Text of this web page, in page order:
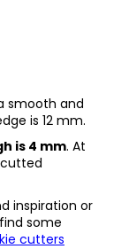
smooth and
is 12 mm.
is 4 mm. At
inspiration or
some
cutters